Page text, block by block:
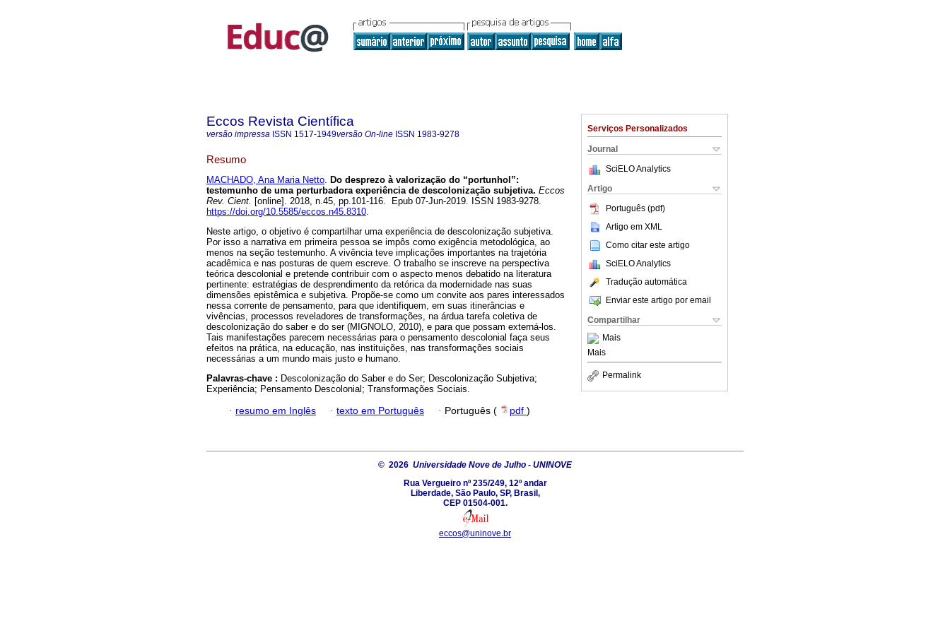
Serviços Personalizados
Journal
SciELO Analytics
Artigo
Português (pdf)
Artigo em XML
Como citar este artigo
SciELO Analytics
Tradução automática
Enviar este artigo por email
Compartilhar
Mais
Mais
Permalink
Eccos Revista Científica
versão impressa ISSN 1517-1949versão On-line ISSN 1983-9278
Resumo
MACHADO, Ana Maria Netto. Do desprezo à valorização do “portunhol”:
testemunho de uma perturbadora experiência de descolonização subjetiva. Eccos
Rev. Cient. [online]. 2018, n.45, pp.101-116. Epub 07-Jun-2019. ISSN 1983-9278.
https://doi.org/10.5585/eccos.n45.8310.
Neste artigo, o objetivo é compartilhar uma experiência de descolonização subjetiva.
Por isso a narrativa em primeira pessoa se impôs como exigência metodológica, ao
menos na seção testemunho. A vivência teve implicações importantes na trajetória
acadêmica e nas posturas de quem escreve. O trabalho se inscreve na perspectiva
teórica descolonial e pretende contribuir com o aspecto menos debatido na literatura
pertinente: estratégias de desprendimento da retórica da modernidade nas suas
dimensões epistêmica e subjetiva. Propõe-se como um convite aos pares interessados
nessa corrente de pensamento, para que identifiquem, em suas itinerâncias e
vivências, processos reveladores de transformações, na árdua tarefa coletiva de
descolonização do saber e do ser (MIGNOLO, 2010), e para que possam externá-los.
Tais manifestações parecem necessárias para o pensamento descolonial faça seus
efeitos na prática, na educação, nas instituições, nas transformações sociais
necessárias a um mundo mais justo e humano.
Palavras-chave : Descolonização do Saber e do Ser; Descolonização Subjetiva;
Experiência; Pensamento Descolonial; Transformações Sociais.
· resumo em Inglês · texto em Português · Português ( pdf )
© 2026 Universidade Nove de Julho - UNINOVE
Rua Vergueiro nº 235/249, 12º andar
Liberdade, São Paulo, SP, Brasil,
CEP 01504-001.
eccos@uninove.br